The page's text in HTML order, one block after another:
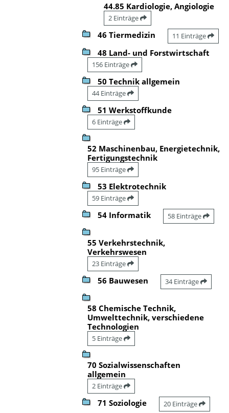
44.85 Kardiologie, Angiologie
2 Einträge
46 Tiermedizin 11 Einträge
48 Land- und Forstwirtschaft
156 Einträge
50 Technik allgemein
44 Einträge
51 Werkstoffkunde
6 Einträge
52 Maschinenbau, Energietechnik,
Fertigungstechnik
95 Einträge
53 Elektrotechnik
59 Einträge
54 Informatik 58 Einträge
55 Verkehrstechnik,
Verkehrswesen
23 Einträge
56 Bauwesen 34 Einträge
58 Chemische Technik,
Umwelttechnik, verschiedene
Technologien
5 Einträge
70 Sozialwissenschaften
allgemein
2 Einträge
71 Soziologie 20 Einträge